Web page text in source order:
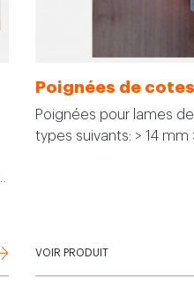
Poignées de cotes
Poignées pour lames
types suivants: > 14 mm
VOIR PRODUIT